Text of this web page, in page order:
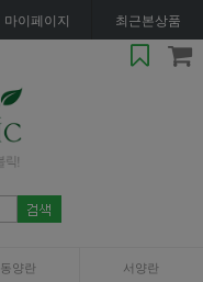
마이페이지 최근본상품
동양란 서양란